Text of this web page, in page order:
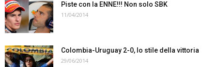
Piste con la ENNE!!! Non solo SBK
11/04/2014
Colombia-Uruguay 2-0, lo stile della vittoria
29/06/2014